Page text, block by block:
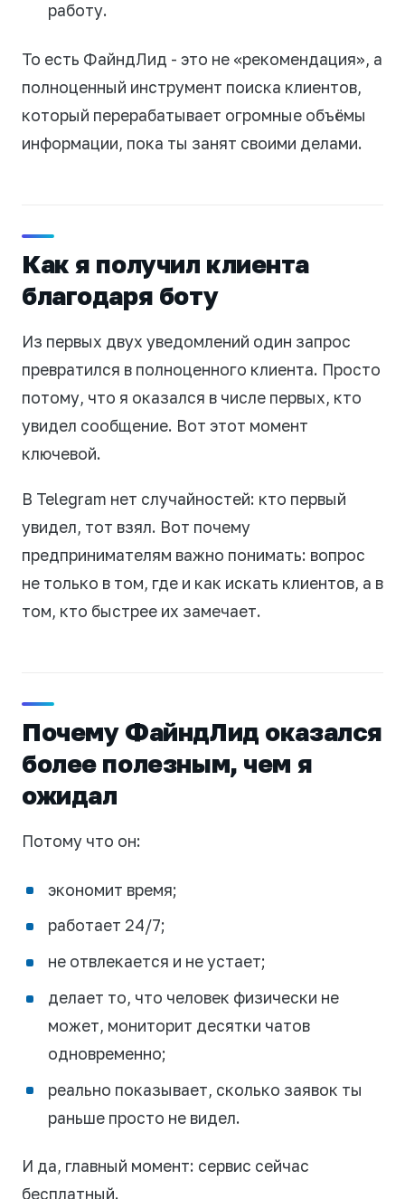
работу.
То есть ФайндЛид - это не «рекомендация», а
полноценный инструмент поиска клиентов,
который перерабатывает огромные объёмы
информации, пока ты занят своими делами.
Как я получил клиента
благодаря боту
Из первых двух уведомлений один запрос
превратился в полноценного клиента. Просто
потому, что я оказался в числе первых, кто
увидел сообщение. Вот этот момент
ключевой.
В Telegram нет случайностей: кто первый
увидел, тот взял. Вот почему
предпринимателям важно понимать: вопрос
не только в том, где и как искать клиентов, а в
том, кто быстрее их замечает.
Почему ФайндЛид оказался
более полезным, чем я
ожидал
Потому что он:
экономит время;
работает 24/7;
не отвлекается и не устает;
делает то, что человек физически не
может, мониторит десятки чатов
одновременно;
реально показывает, сколько заявок ты
раньше просто не видел.
И да, главный момент: сервис сейчас
бесплатный.